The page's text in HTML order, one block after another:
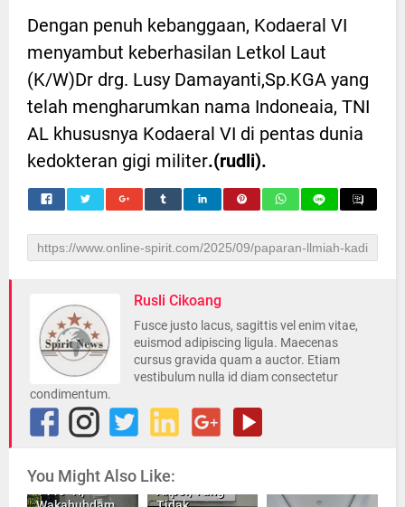
Dengan penuh kebanggaan, Kodaeral VI
menyambut keberhasilan Letkol Laut
(K/W)Dr drg. Lusy Damayanti,Sp.KGA yang
telah mengharumkan nama Indoneaia, TNI
AL khususnya Kodaeral VI di pentas dunia
kedokteran gigi militer.(rudli).
Rusli Cikoang
Fusce justo lacus, sagittis vel enim vitae,
euismod adipiscing ligula. Maecenas
cursus gravida quam a auctor. Etiam
vestibulum nulla id diam consectetur
condimentum.
You Might Also Like:
Ramadhan
Biro SDM Polda
Sulsel,
Sediakan Tim
Untuk Catar (i)